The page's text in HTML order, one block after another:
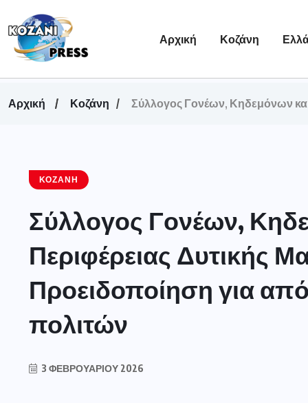
Αρχική Κοζάνη
Αρχική Κοζάνη Σύλλογος Γονέων, Κηδεμόνων
ΚΟΖΆΝΗ
Σύλλογος Γονέων,
Περιφέρειας Δυτικής
Προειδοποίηση για
πολιτών
3 ΦΕΒΡΟΥΑΡΊΟΥ 2026